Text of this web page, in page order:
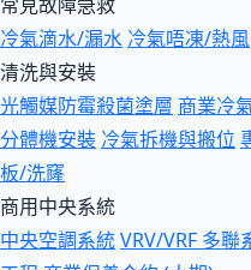
冷氣滴水/漏水 冷氣唔凍/熱風
清洗與安裝
光觸媒防霉殺菌塗層 商業冷
分體機安裝 冷氣拆機與搬位
板/洗窿
商用中央系統
中央空調系統VRV/VRF 多聯